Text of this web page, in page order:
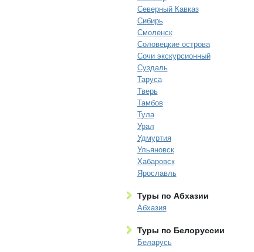
Северный Кавказ
Сибирь
Смоленск
Соловецкие острова
Сочи экскурсионный
Суздаль
Таруса
Тверь
Тамбов
Тула
Урал
Удмуртия
Ульяновск
Хабаровск
Ярославль
Туры по Абхазии
Абхазия
Туры по Белоруссии
Беларусь